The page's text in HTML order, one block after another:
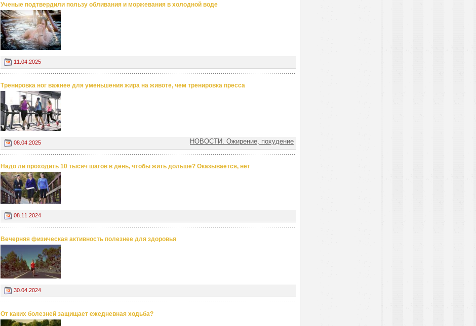
Ученые подтвердили пользу обливания и моржевания в холодной воде
11.04.2025
Тренировка ног важнее для уменьшения жира на животе, чем тренировка пресса
08.04.2025 НОВОСТИ. Ожирение, похудение
Надо ли проходить 10 тысяч шагов в день, чтобы жить дольше? Оказывается, нет
08.11.2024
Вечерняя физическая активность полезнее для здоровья
30.04.2024
От каких болезней защищает ежедневная ходьба?